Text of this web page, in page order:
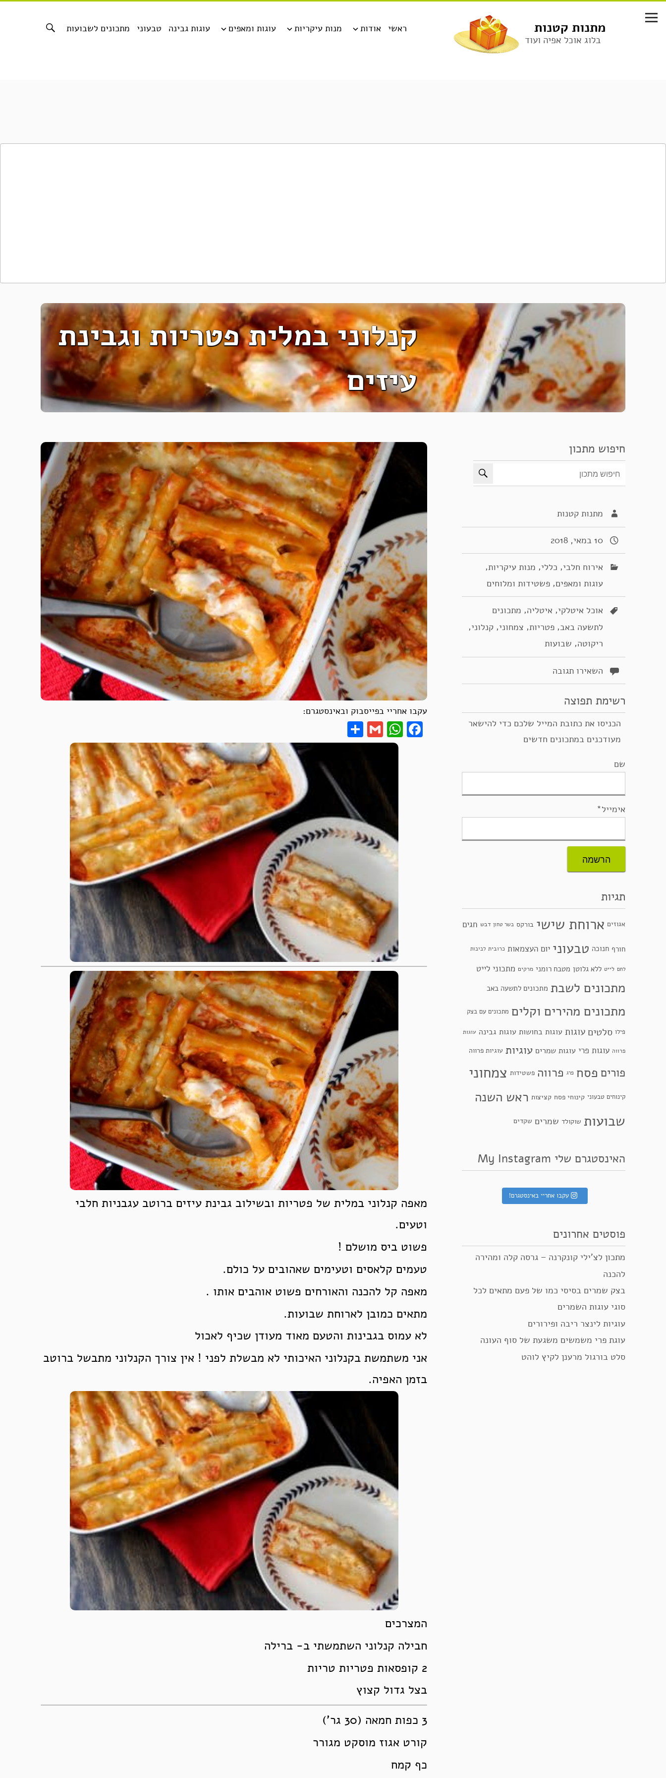
לתוכן
מתנות קטנות
בלוג אוכל אפיה ועוד
מתכונים לשבועות טבעוני עוגות גבינה עוגות ומאפים מנות עיקריות אודות ראשי
קנלוני במלית פטריות וגבינת
עיזים
עקבו אחריי בפייסבוק ובאינסטגרם:
Facebook
WhatsApp
Gmail
מאפה קנלוני במלית של פטריות ובשילוב גבינת עיזים ברוטב עגבניות חלבי
וטעים.
פשוט ביס מושלם !
טעמים קלאסים וטעימים שאהובים על כולם.
מאפה קל להכנה והאורחים פשוט אוהבים אותו .
מתאים כמובן לארוחת שבועות.
לא עמוס בגבינות והטעם מאוד מעודן שכיף לאכול
אני משתמשת בקנלוני האיכותי לא מבשלת לפני ! אין צורך הקנלוני מתבשל ברוטב
בזמן האפיה.
המצרכים
חבילה קנלוני השתמשתי ב- ברילה
2 קופסאות פטריות טריות
בצל גדול קצוץ
3 כפות חמאה (30 גר’)
קורט אגוז מוסקט מגורר
כף קמח
חיפוש מתכון
מתנות קטנות
10 במאי, 2018
אירוח חלבי, כללי, מנות עיקריות,
עוגות ומאפים, פשטידות ומלוחים
אוכל איטלקי, איטליה, מתכונים
לתשעה באב, פטריות, צמחוני, קנלוני,
ריקוטה, שבועות
השאירו תגובה
רשימת תפוצה
הכניסו את כתובת המייל שלכם כדי להישאר
מעודכנים במתכונים חדשים
שם
אימייל*
תגיות
אגוזים ארוחת שישי בורקס בשר טחון דבש חגים
חורף חנוכה טבעוני יום העצמאות כרובית לביבות
לחם לייט ללא גלוטן מטבח רומני מרקים מתכוני לייט
מתכונים לשבת מתכונים לתשעה באב
מתכונים מהירים וקלים מתכונים עם בצק
פילו סלטים עוגות עוגות בחושות עוגות גבינה עוגות
פרווה עוגות פרי עוגות שמרים עוגיות עוגיות פרווה
פורים פסח פרג פרווה פשטידות צמחוני
קינוחים טבעוני קינוחי פסח קציצות ראש השנה
שבועות שוקולד שמרים שקדים
האינסטגרם שלי My Instagram
עקבו אחריי באינסטגרם!
פוסטים אחרונים
מתכון לצ’ילי קונקרנה – גרסה קלה ומהירה
להכנה
בצק שמרים בסיסי כמו של פעם מתאים לכל
סוגי עוגות השמרים
עוגיות לינצר ריבה ופירורים
עוגת פרי משמשים משגעת של סוף העונה
סלט בורגול מרענן לקיץ לוהט